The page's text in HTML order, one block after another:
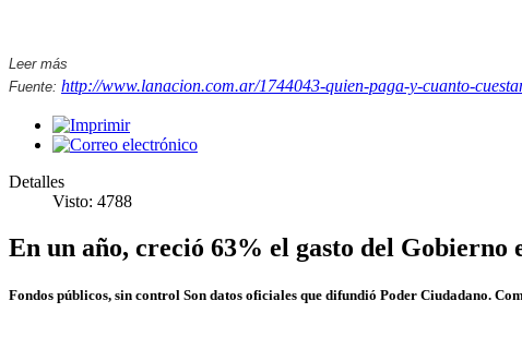
Leer más
Fuente: http://www.lanacion.com.ar/1744043-quien-paga-y-cuanto-
Detalles
Visto: 4788
En un año, creció 63% el gasto del
Fondos públicos, sin control Son datos oficiales que difundió Poder Ciudadano.